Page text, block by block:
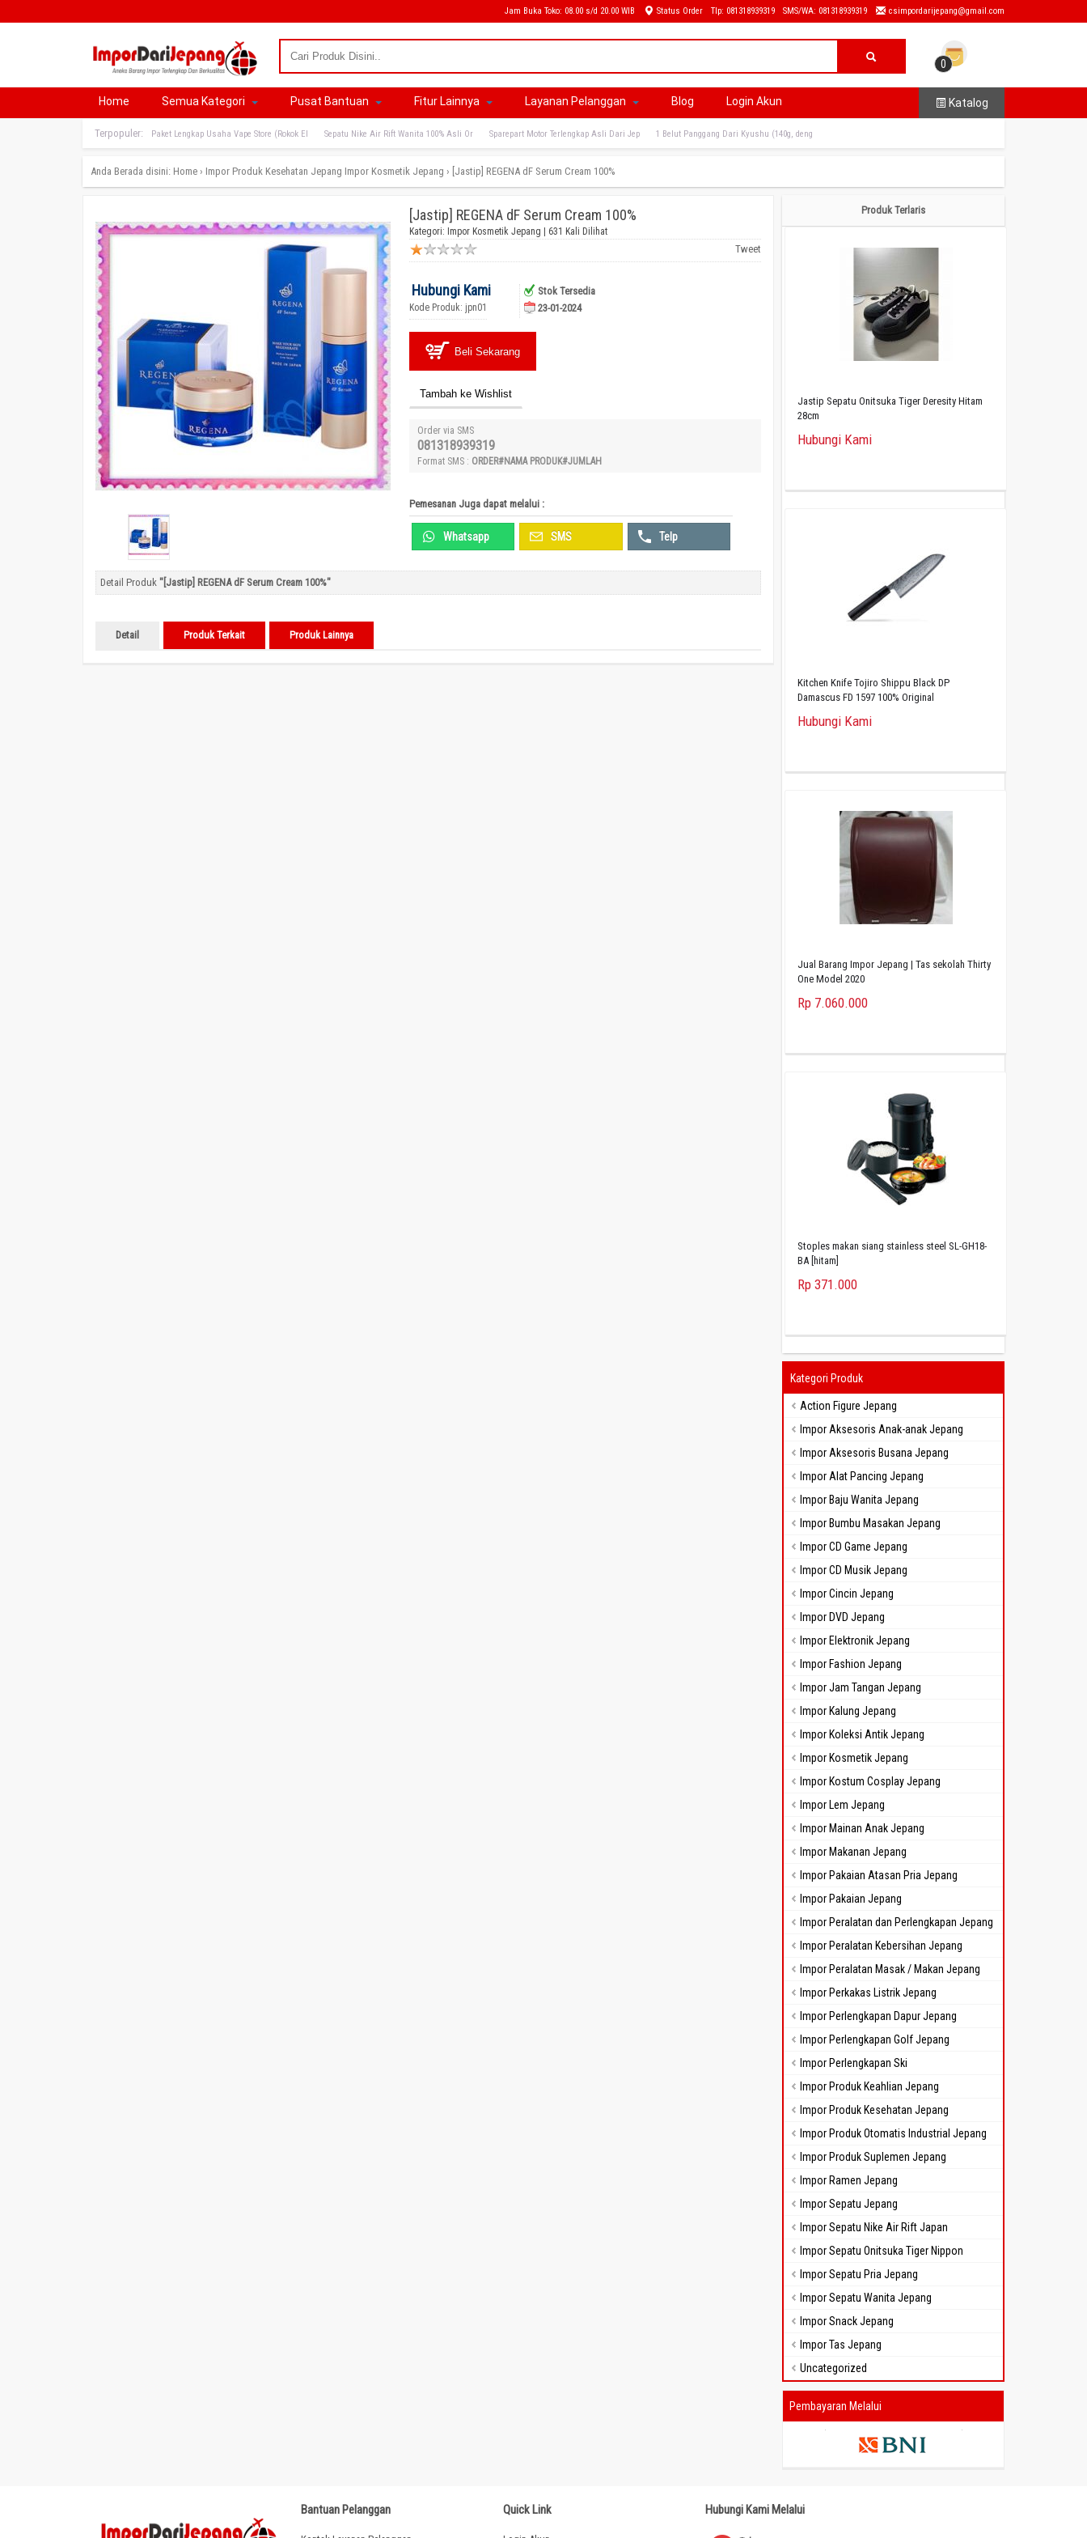
Jam Buka Toko: 08.00 s/d 20.00 WIB Status Order Tlp: 081318939319 SMS/WA: 081318939319 csimpordarijepang@gmail.com
0
Home Semua Kategori Pusat Bantuan Fitur Lainnya Layanan Pelanggan Blog Login Akun Katalog
Terpopuler: Paket Lengkap Usaha Vape Store (Rokok El Sepatu Nike Air Rift Wanita 100% Asli Or Sparepart Motor Terlengkap Asli Dari Jep 1 Belut Panggang Dari Kyushu (140g, deng
Anda Berada disini: Home › Impor Produk Kesehatan Jepang Impor Kosmetik Jepang › [Jastip] REGENA dF Serum Cream 100%
[Jastip] REGENA dF Serum Cream 100%
Kategori: Impor Kosmetik Jepang | 631 Kali Dilihat
Tweet
Hubungi Kami
Kode Produk: jpn01
Stok Tersedia
23-01-2024
Beli Sekarang
Tambah ke Wishlist
Order via SMS
081318939319
Format SMS : ORDER#NAMA PRODUK#JUMLAH
Pemesanan Juga dapat melalui :
Whatsapp SMS Telp
Detail Produk "[Jastip] REGENA dF Serum Cream 100%"
Detail Produk Terkait Produk Lainnya
Produk Terlaris
Jastip Sepatu Onitsuka Tiger Deresity Hitam
28cm
Hubungi Kami
Kitchen Knife Tojiro Shippu Black DP
Damascus FD 1597 100% Original
Hubungi Kami
Jual Barang Impor Jepang | Tas sekolah Thirty
One Model 2020
Rp 7.060.000
Stoples makan siang stainless steel SL-GH18-
BA [hitam]
Rp 371.000
Kategori Produk
Action Figure Jepang
Impor Aksesoris Anak-anak Jepang
Impor Aksesoris Busana Jepang
Impor Alat Pancing Jepang
Impor Baju Wanita Jepang
Impor Bumbu Masakan Jepang
Impor CD Game Jepang
Impor CD Musik Jepang
Impor Cincin Jepang
Impor DVD Jepang
Impor Elektronik Jepang
Impor Fashion Jepang
Impor Jam Tangan Jepang
Impor Kalung Jepang
Impor Koleksi Antik Jepang
Impor Kosmetik Jepang
Impor Kostum Cosplay Jepang
Impor Lem Jepang
Impor Mainan Anak Jepang
Impor Makanan Jepang
Impor Pakaian Atasan Pria Jepang
Impor Pakaian Jepang
Impor Peralatan dan Perlengkapan Jepang
Impor Peralatan Kebersihan Jepang
Impor Peralatan Masak / Makan Jepang
Impor Perkakas Listrik Jepang
Impor Perlengkapan Dapur Jepang
Impor Perlengkapan Golf Jepang
Impor Perlengkapan Ski
Impor Produk Keahlian Jepang
Impor Produk Kesehatan Jepang
Impor Produk Otomatis Industrial Jepang
Impor Produk Suplemen Jepang
Impor Ramen Jepang
Impor Sepatu Jepang
Impor Sepatu Nike Air Rift Japan
Impor Sepatu Onitsuka Tiger Nippon
Impor Sepatu Pria Jepang
Impor Sepatu Wanita Jepang
Impor Snack Jepang
Impor Tas Jepang
Uncategorized
Pembayaran Melalui
Bantuan Pelanggan Quick Link Hubungi Kami Melalui